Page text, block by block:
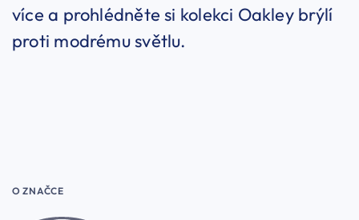
více a prohlédněte si kolekci Oakley brýlí
proti modrému světlu.
O ZNAČCE